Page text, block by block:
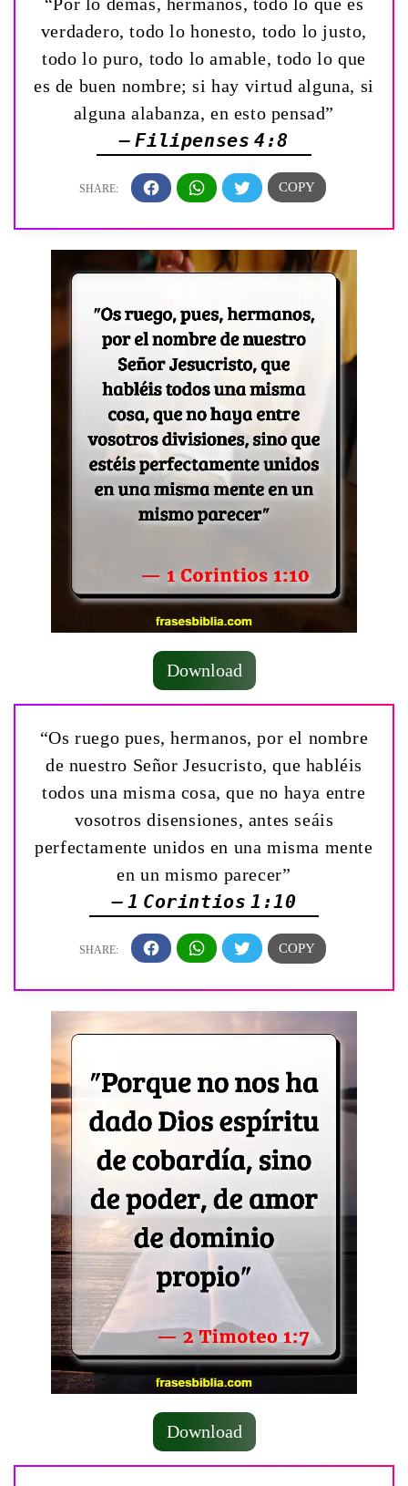
verdadero, todo lo honesto, todo lo justo,
todo lo puro, todo lo amable, todo lo que
es de buen nombre; si hay virtud alguna, si
alguna alabanza, en esto pensad”
— Filipenses 4:8
Download
“Os ruego pues, hermanos, por el nombre
de nuestro Señor Jesucristo, que habléis
todos una misma cosa, que no haya entre
vosotros disensiones, antes seáis
perfectamente unidos en una misma mente
en un mismo parecer”
— 1 Corintios 1:10
Download